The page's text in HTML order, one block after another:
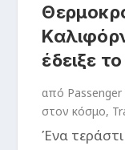
έδειξε
από Passenger
στον κόσμο,
Ένα